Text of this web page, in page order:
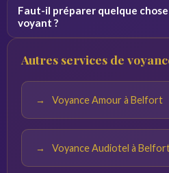
du voyant sur la plateforme.
Faut-il préparer quelque
voyant ?
calme. Plus vos questions sont
Autres services de
Voyance Amour à Belfort
Voyance Audiotel à